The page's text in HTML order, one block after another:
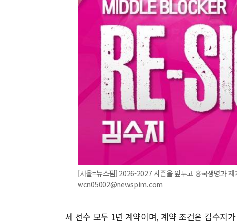
[서울=뉴스핌] 2026-2027 시즌을 앞두고 흥국생명과
wcn05002@newspim.com
세 선수 모두 1년 계약이며, 계약 조건은 김수지